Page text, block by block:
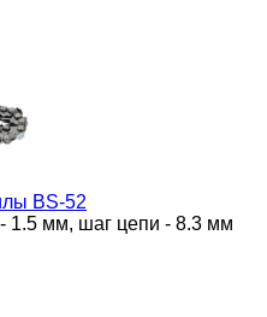
BS-52
1.5 мм, шаг цепи - 8.3 мм